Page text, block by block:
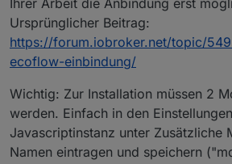
Ursprünglicher Beitrag:
https://forum.iobroker.net/topic/
ecoflow-einbindung/
Wichtig: Zur Installation müssen 2
werden. Einfach in den
Javascriptinstanz unter Zusätzliche
Namen eintragen und speichern